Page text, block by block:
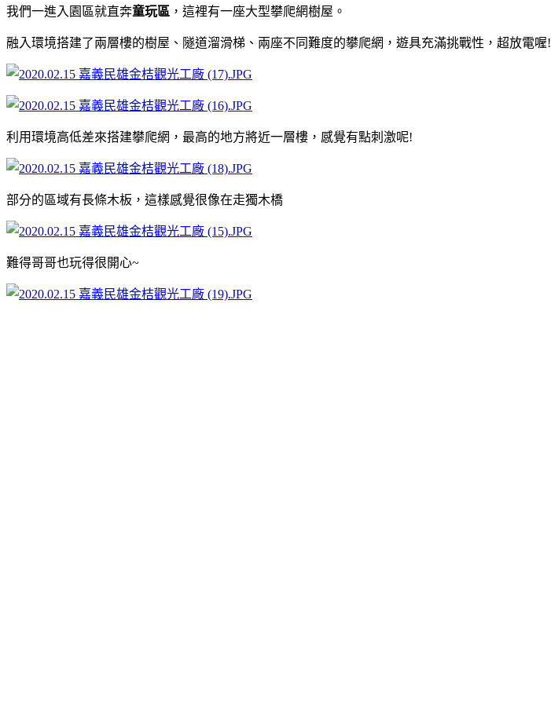
我們一進入園區就直奔童玩區 ，這裡有一座大型攀爬網樹屋。
融入環境搭建了兩層樓的樹屋、隧道溜滑梯、兩座不同難度的攀爬網，遊具充滿挑戰性，超放電喔!
利用環境高低差來搭建攀爬網，最高的地方將近一層樓，感覺有點刺激呢!
部分的區域有長條木板，這樣感覺很像在走獨木橋
難得哥哥也玩得很開心~